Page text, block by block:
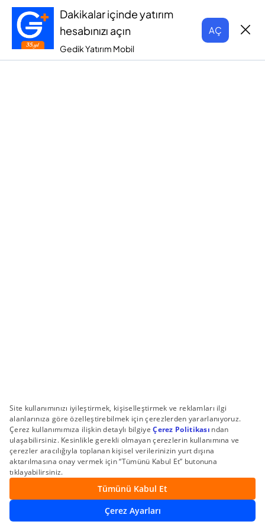
Dakikalar içinde yatırım
hesabınızı açın
Gedik Yatırım Mobil
AÇ